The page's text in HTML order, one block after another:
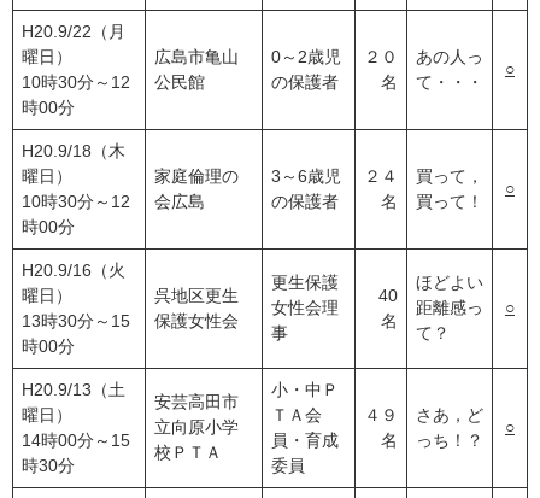
H20.9/22（月
曜日）
10時30分～12
時00分
広島市亀山
公民館
0～2歳児
の保護者
２０
名
あの人っ
て・・・
○
H20.9/18（木
曜日）
10時30分～12
時00分
家庭倫理の
会広島
3～6歳児
の保護者
２４
名
買って，
買って！
○
H20.9/16（火
曜日）
13時30分～15
時00分
呉地区更生
保護女性会
更生保護
女性会理
事
40
名
ほどよい
距離感っ
て？
○
H20.9/13（土
曜日）
14時00分～15
時30分
安芸高田市
立向原小学
校ＰＴＡ
小・中Ｐ
ＴＡ会
員・育成
委員
４９
名
さあ，ど
っち！？
○